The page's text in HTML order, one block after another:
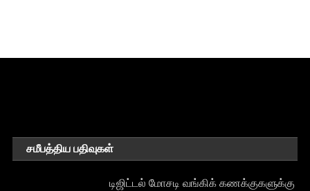
சமீபத்திய பதிவுகள்
டிஜிட்டல் மோசடி வங்கிக் கணக்குகளுக்கு